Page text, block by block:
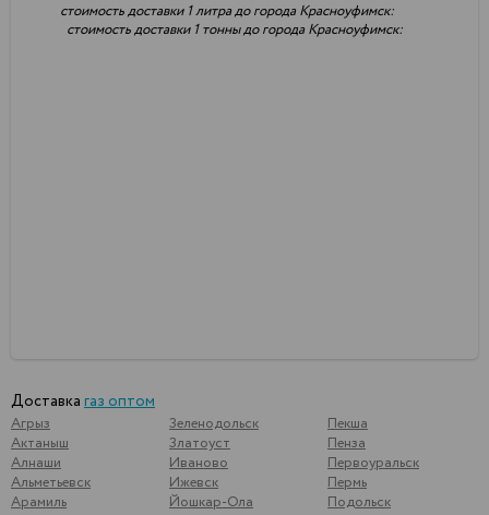
стоимость доставки 1 литра до города Красноуфимск:
стоимость доставки 1 тонны до города Красноуфимск:
Доставка газ оптом
Агрыз
Актаныш
Алнаши
Альметьевск
Арамиль
Зеленодольск
Златоуст
Иваново
Ижевск
Йошкар-Ола
Пекша
Пенза
Первоуральск
Пермь
Подольск